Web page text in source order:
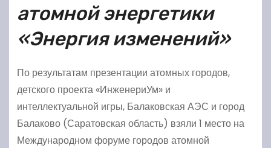
атомной энергетики
«Энергия изменений»
По результатам презентации атомных городов,
детского проекта «ИнженериУм» и
интеллектуальной игры, Балаковская АЭС и город
Балаково (Саратовская область) взяли 1 место на
Международном форуме городов атомной